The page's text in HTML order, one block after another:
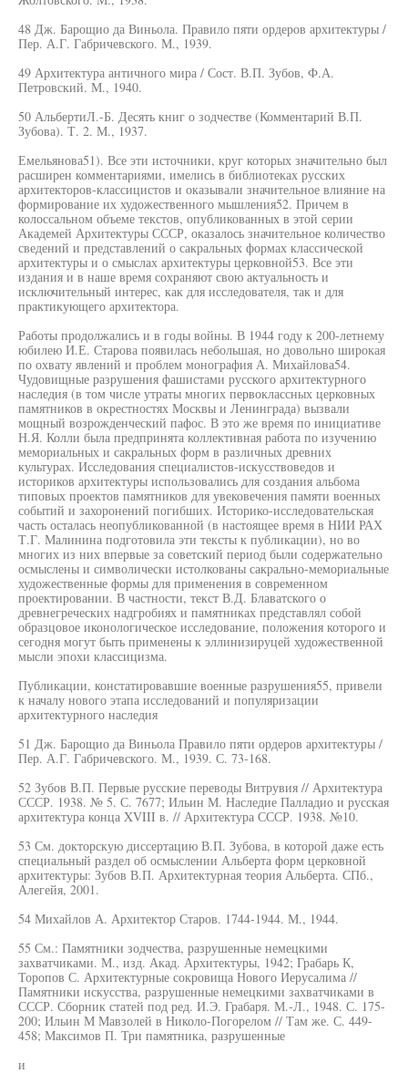
48 Дж. Барощио да Виньола. Правило пяти ордеров архитектуры /
Пер. А.Г. Габричевского. М., 1939.
49 Архитектура античного мира / Сост. В.П. Зубов, Ф.А.
Петровский. М., 1940.
50 АльбертиЛ.-Б. Десять книг о зодчестве (Комментарий В.П.
Зубова). Т. 2. М., 1937.
Емельянова51). Все эти источники, круг которых значительно был
расширен комментариями, имелись в библиотеках русских
архитекторов-классицистов и оказывали значительное влияние на
формирование их художественного мышления52. Причем в
колоссальном объеме текстов, опубликованных в этой серии
Академей Архитектуры СССР, оказалось значительное количество
сведений и представлений о сакральных формах классической
архитектуры и о смыслах архитектуры церковной53. Все эти
издания и в наше время сохраняют свою актуальность и
исключительный интерес, как для исследователя, так и для
практикующего архитектора.
Работы продолжались и в годы войны. В 1944 году к 200-летнему
юбилею И.Е. Старова появилась небольшая, но довольно широкая
по охвату явлений и проблем монография А. Михайлова54.
Чудовищные разрушения фашистами русского архитектурного
наследия (в том числе утраты многих первоклассных церковных
памятников в окрестностях Москвы и Ленинграда) вызвали
мощный возрожденческий пафос. В это же время по инициативе
Н.Я. Колли была предпринята коллективная работа по изучению
мемориальных и сакральных форм в различных древних
культурах. Исследования специалистов-искусствоведов и
историков архитектуры использовались для создания альбома
типовых проектов памятников для увековечения памяти военных
событий и захоронений погибших. Историко-исследовательская
часть осталась неопубликованной (в настоящее время в НИИ РАХ
Т.Г. Малинина подготовила эти тексты к публикации), но во
многих из них впервые за советский период были содержательно
осмыслены и символически истолкованы сакрально-мемориальные
художественные формы для применения в современном
проектировании. В частности, текст В.Д. Блаватского о
древнегреческих надгробиях и памятниках представлял собой
образцовое иконологическое исследование, положения которого и
сегодня могут быть применены к эллинизируцей художественной
мысли эпохи классицизма.
Публикации, констатировавшие военные разрушения55, привели
к началу нового этапа исследований и популяризации
архитектурного наследия
51 Дж. Барощио да Виньола Правило пяти ордеров архитектуры /
Пер. А.Г. Габричевского. М., 1939. С. 73-168.
52 Зубов В.П. Первые русские переводы Витрувия // Архитектура
СССР. 1938. № 5. С. 7677; Ильин М. Наследие Палладио и русская
архитектура конца XVIII в. // Архитектура СССР. 1938. №10.
53 См. докторскую диссертацию В.П. Зубова, в которой даже есть
специальный раздел об осмыслении Альберта форм церковной
архитектуры: Зубов В.П. Архитектурная теория Альберта. СПб.,
Алегейя, 2001.
54 Михайлов А. Архитектор Старов. 1744-1944. М., 1944.
55 См.: Памятники зодчества, разрушенные немецкими
захватчиками. М., изд. Акад. Архитектуры, 1942; Грабарь К,
Торопов С. Архитектурные сокровища Нового Иерусалима //
Памятники искусства, разрушенные немецкими захватчиками в
СССР. Сборник статей под ред. И.Э. Грабаря. М.-Л., 1948. С. 175-
200; Ильин М Мавзолей в Николо-Погорелом // Там же. С. 449-
458; Максимов П. Три памятника, разрушенные
и